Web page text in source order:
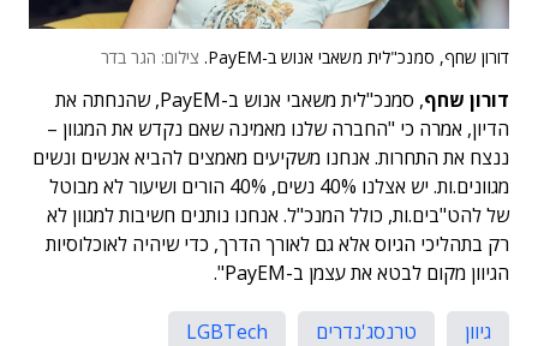
דורון שחף, סמנכ"לית משאבי אנוש ב-PayEM. צילום: הגר בדר
דורון שחף
, סמנכ"לית משאבי אנוש ב-PayEM, שהנחתה את
הדיון, אמרה כי "החברה שלנו מאמינה שאם נקדש את המגוון –
ננצח את התחרות. אנחנו משקיעים מאמצים להביא אנשים ונשים
מגוונים.ות. יש אצלנו 40% נשים, 40% הורים ושיעור לא מבוטל
של להט"בים.ות, כולל המנכ"ל. אנחנו נותנים חשיבות למגוון לא
רק בתהליכי הגיוס אלא גם לאורך הדרך, כדי שיהיה לאוכלוסיות
הגיוון מקום לבטא את עצמן ב-PayEM".
גיוון טרנסג'נדרים
LGBTech